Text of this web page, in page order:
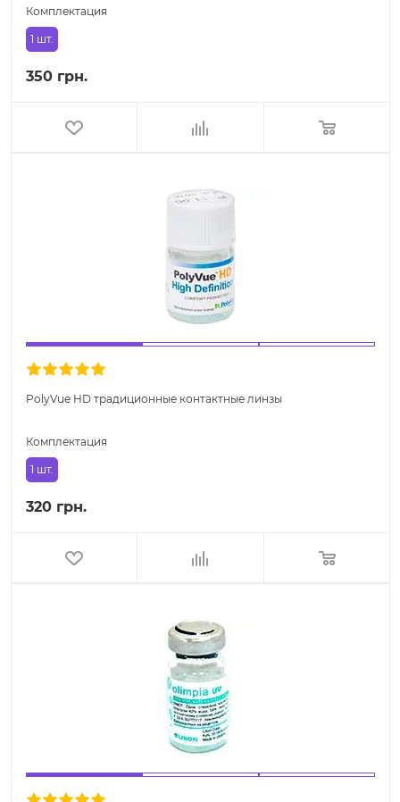
Комплектация
1 шт.
350 грн.
PolyVue HD традиционные контактные линзы
Комплектация
1 шт.
320 грн.